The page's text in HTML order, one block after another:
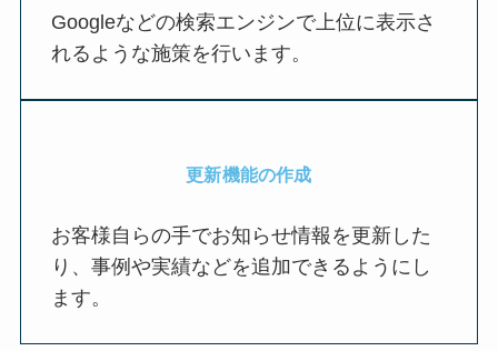
Googleなどの検索エンジンで上位に表示さ
れるような施策を行います。
更新機能の作成
お客様自らの手でお知らせ情報を更新した
り、事例や実績などを追加できるようにし
ます。